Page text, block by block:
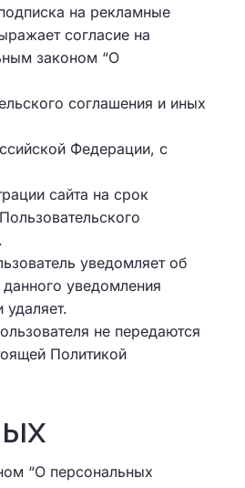
на рекламные
согласие на
законом “О
соглашения и иных
Федерации, с
сайта на срок
уведомляет об
уведомления
не передаются
Политикой
“О персональных